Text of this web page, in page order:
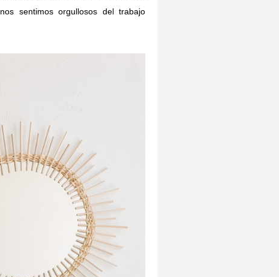
sentimos orgullosos del trabajo